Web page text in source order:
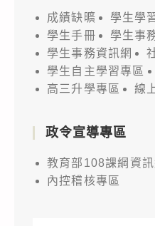
成績缺曠
學生學
學生手冊
學生事
學生事務資訊網
學生自主學習專區
高三升學專區
線
政令宣導專區
教育部108課綱資訊
內控稽核專區